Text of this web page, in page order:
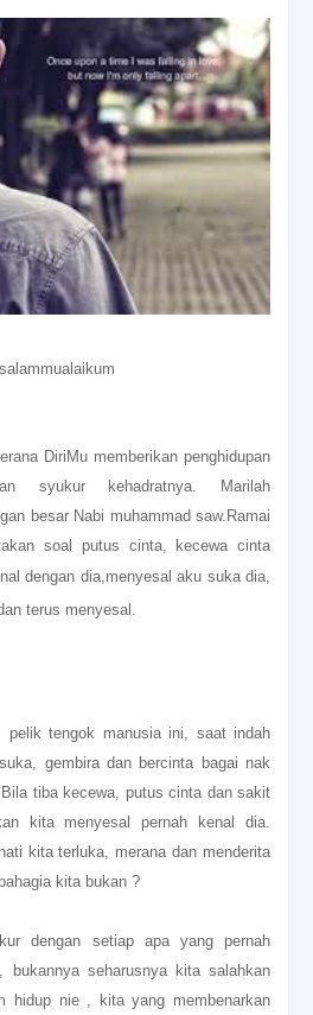
DiriMu memberikan penghidupan
syukur kehadratnya. Marilah
besar Nabi muhammad saw.Ramai
soal putus cinta, kecewa cinta
dengan dia,menyesal aku suka dia,
terus menyesal.
pelik tengok manusia ini, saat indah
gembira dan bercinta bagai nak
tiba kecewa, putus cinta dan sakit
kita menyesal pernah kenal dia.
kita terluka, merana dan menderita
kita bukan ?
dengan setiap apa yang pernah
bukannya seharusnya kita salahkan
hidup nie , kita yang membenarkan